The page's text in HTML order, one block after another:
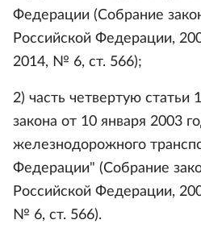
Федерации (Собрание
Российской Федерации,
2014, № 6, ст. 566);
2) часть четвертую статьи
закона от 10 января 2003
железнодорожного
Федерации" (Собрание
Российской Федерации,
№ 6, ст. 566).